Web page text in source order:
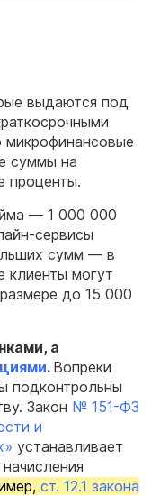
выдаются под
микрофинансовые
суммы на
проценты.
— 1 000 000
сервисы
сумм — в
клиенты могут
до 15 000
а
. Вопреки
подконтрольны
Закон № 151-ФЗ
и
устанавливает
ст. 12.1 закона